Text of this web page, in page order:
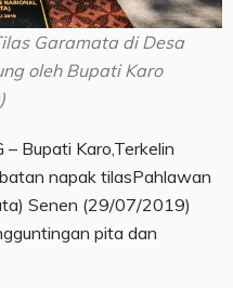
Garamata di Desa
oleh Bupati Karo
– Bupati Karo,Terkelin
napak tilasPahlawan
Senen (29/07/2019)
pita dan